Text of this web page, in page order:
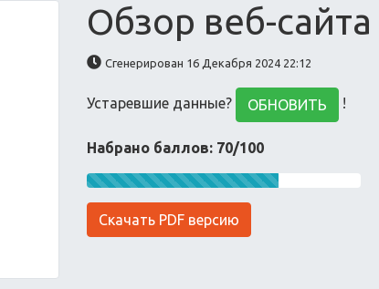
Обзор веб-
Сгенерирован 16 Декабря 2024 22:12
Устаревшие данные? ОБНОВИТЬ !
Набрано баллов: 70/100
Скачать PDF версию